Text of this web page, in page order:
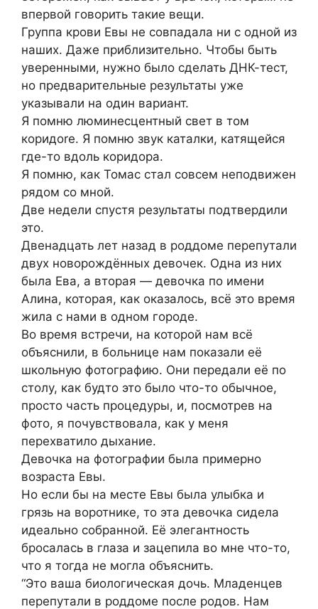
впервой говорить такие вещи.
Группа крови Евы не совпадала ни с одной из
наших. Даже приблизительно. Чтобы быть
уверенными, нужно было сделать ДНК-тест,
но предварительные результаты уже
указывали на один вариант.
Я помню люминесцентный свет в том
коридore. Я помню звук каталки, катящейся
где-то вдоль коридора.
Я помню, как Томас стал совсем неподвижен
рядом со мной.
Две недели спустя результаты подтвердили
это.
Двенадцать лет назад в роддоме перепутали
двух новорождённых девочек. Одна из них
была Ева, а вторая — девочка по имени
Алина, которая, как оказалось, всё это время
жила с нами в одном городе.
Во время встречи, на которой нам всё
объяснили, в больнице нам показали её
школьную фотографию. Они передали её по
столу, как будто это было что-то обычное,
просто часть процедуры, и, посмотрев на
фото, я почувствовала, как у меня
перехватило дыхание.
Девочка на фотографии была примерно
возраста Евы.
Но если бы на месте Евы была улыбка и
грязь на воротнике, то эта девочка сидела
идеально собранной. Её элегантность
бросалась в глаза и зацепила во мне что-то,
что я тогда не могла объяснить.
“Это ваша биологическая дочь. Младенцев
перепутали в роддоме после родов. Нам